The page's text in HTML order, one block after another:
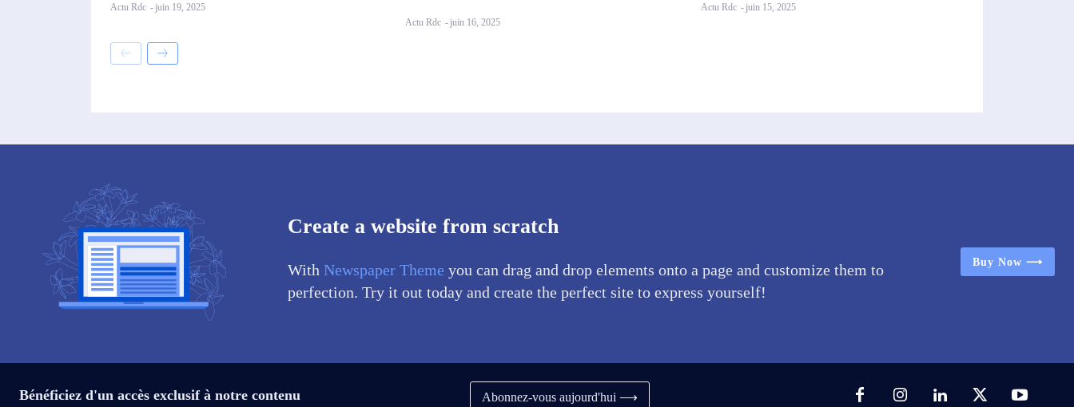
Actu Rdc - juin 19, 2025
Actu Rdc - juin 16, 2025
Actu Rdc - juin 15, 2025
Create a website from scratch
With Newspaper Theme you can drag and drop elements onto a page and customize them to
perfection. Try it out today and create the perfect site to express yourself!
Buy Now ⟶
Bénéficiez d'un accès exclusif à notre contenu Abonnez-vous aujourd'hui ⟶